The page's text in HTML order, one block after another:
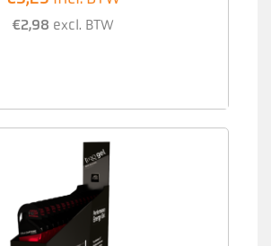
€2,98 excl. BTW